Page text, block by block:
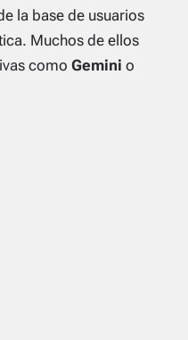
la base de usuarios
Muchos de ellos
como Gemini o